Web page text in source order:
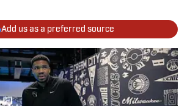
Add us as a preferred source